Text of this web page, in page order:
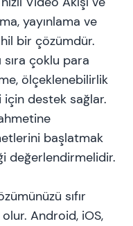
yayınlama ve
bir çözümdür.
sıra çoklu para
ölçeklenebilirlik
için destek sağlar.
başlatmak
değerlendirmelidir.
sıfır
Android, iOS,